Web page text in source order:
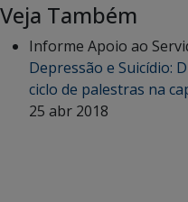
Veja Também
Informe Apoio ao
Depressão e Suicídio:
ciclo de palestras na
25 abr 2018